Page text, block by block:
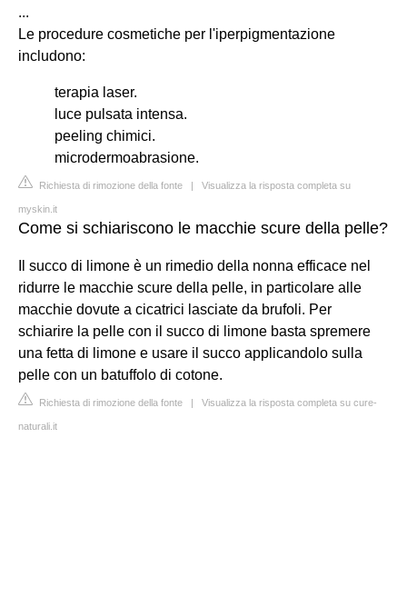
...
Le procedure cosmetiche per l'iperpigmentazione
includono:
terapia laser.
luce pulsata intensa.
peeling chimici.
microdermoabrasione.
Richiesta di rimozione della fonte | Visualizza la risposta completa su
myskin.it
Come si schiariscono le macchie scure della pelle?
Il succo di limone è un rimedio della nonna efficace nel
ridurre le macchie scure della pelle, in particolare alle
macchie dovute a cicatrici lasciate da brufoli. Per
schiarire la pelle con il succo di limone basta spremere
una fetta di limone e usare il succo applicandolo sulla
pelle con un batuffolo di cotone.
Richiesta di rimozione della fonte | Visualizza la risposta completa su cure-
naturali.it